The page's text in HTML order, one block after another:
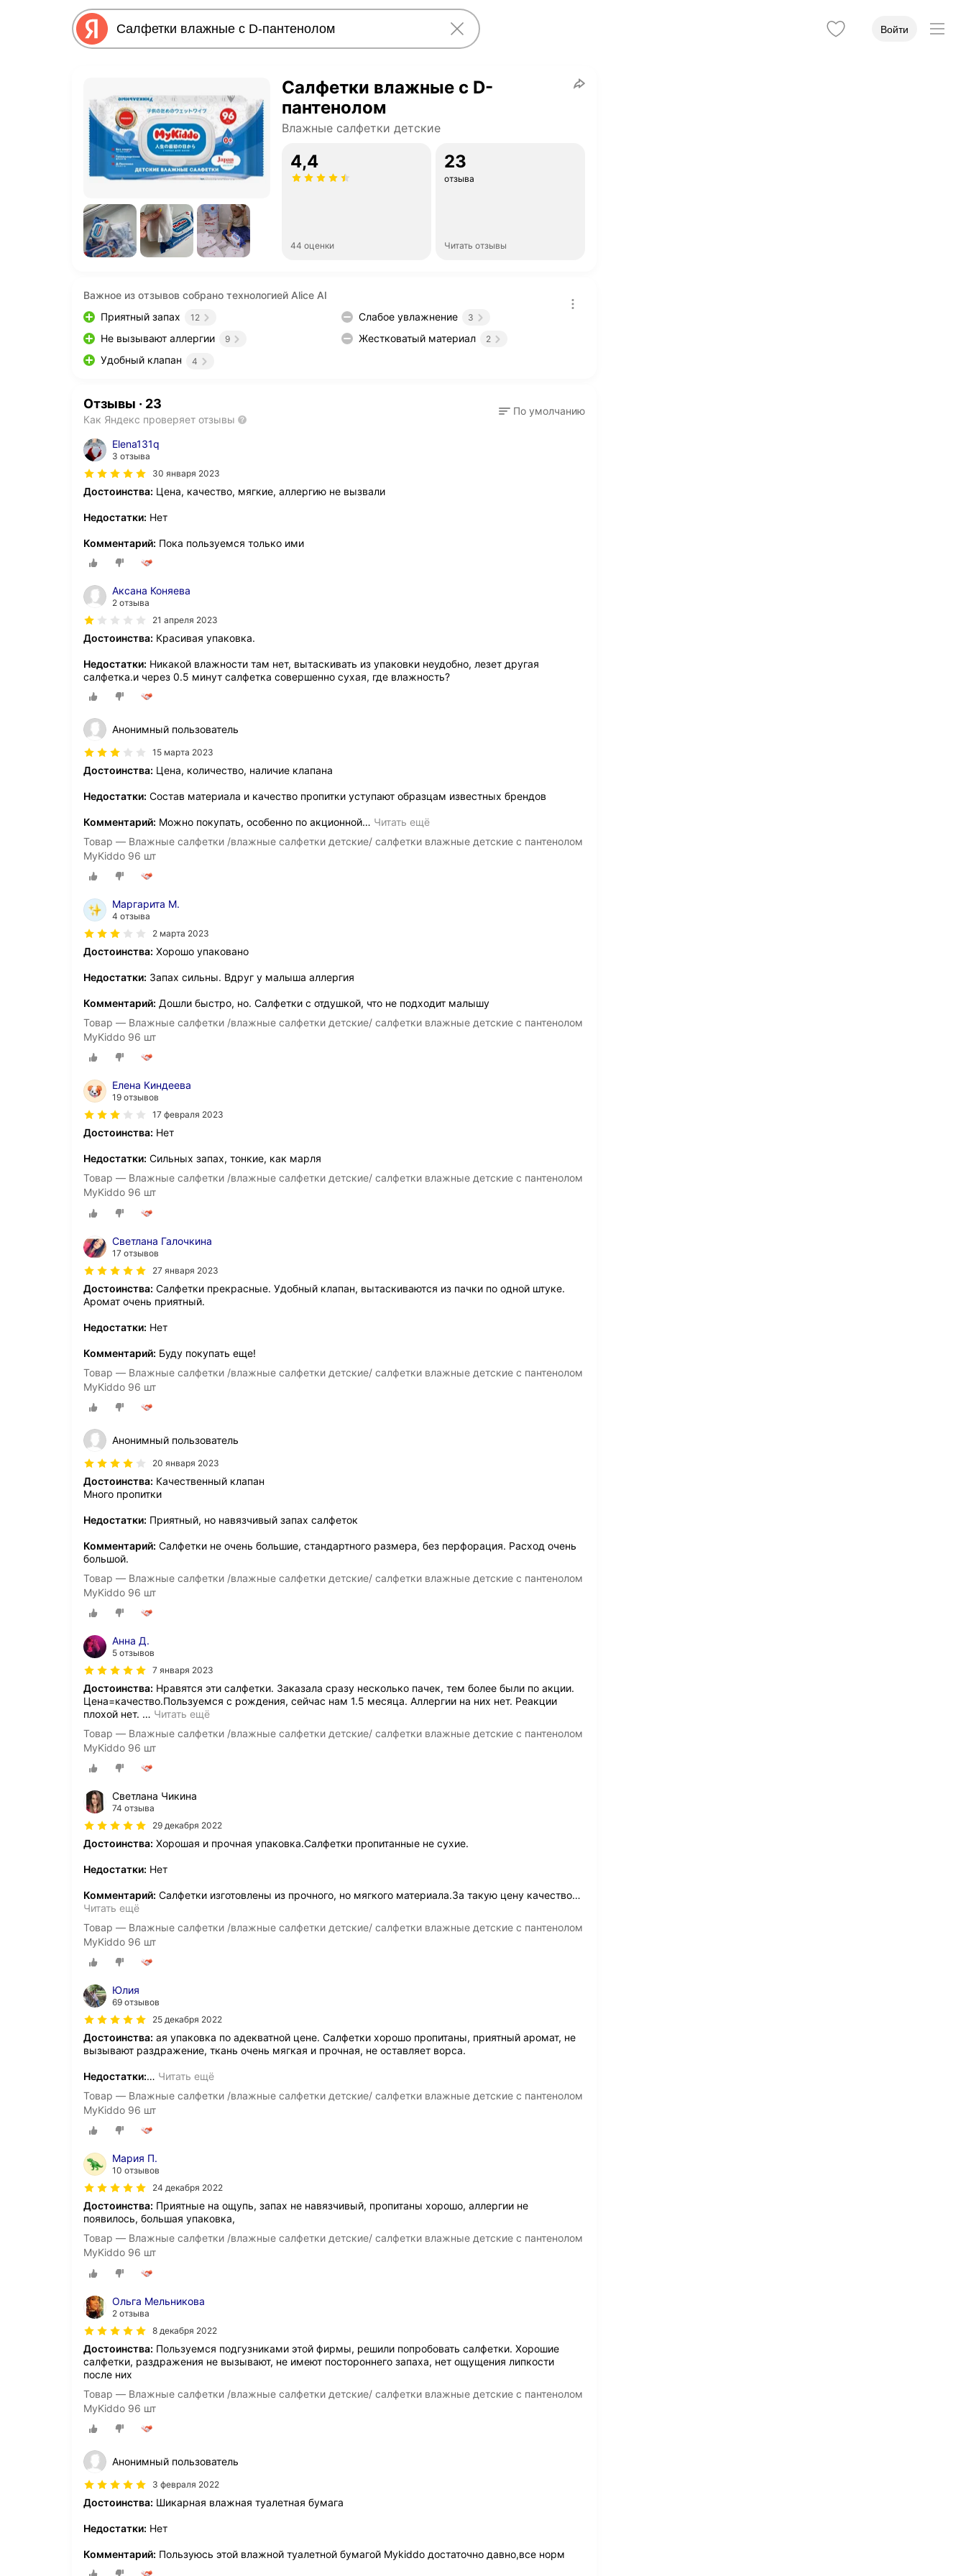
Войти
Салфетки влажные с D-
пантенолом
Влажные салфетки детские
4,4
44 оценки
23
отзыва
Читать отзывы
Важное из отзывов собрано технологией Alice AI
Приятный запах
12
Не вызывают аллергии 9
Удобный клапан 4
Слабое увлажнение 3
Жестковатый материал 2
Отзывы · 23
Как Яндекс проверяет отзывы
По умолчанию
Elena131q
3 отзыва
30 января 2023
Достоинства: Цена, качество, мягкие, аллергию не вызвали
Недостатки: Нет
Комментарий: Пока пользуемся только ими
Аксана Коняева
2 отзыва
21 апреля 2023
Достоинства: Красивая упаковка.
Недостатки: Никакой влажности там нет, вытаскивать из упаковки неудобно, лезет другая
салфетка.и через 0.5 минут салфетка совершенно сухая, где влажность?
Анонимный пользователь
15 марта 2023
Достоинства: Цена, количество, наличие клапана
Недостатки: Состав материала и качество пропитки уступают образцам известных брендов
Комментарий: Можно покупать, особенно по акционной… Читать ещё
Товар — Влажные салфетки /влажные салфетки детские/ салфетки влажные детские с пантенолом
MyKiddo 96 шт
Маргарита М.
4 отзыва
2 марта 2023
Достоинства: Хорошо упаковано
Недостатки: Запах сильны. Вдруг у малыша аллергия
Комментарий: Дошли быстро, но. Салфетки с отдушкой, что не подходит малышу
Товар — Влажные салфетки /влажные салфетки детские/ салфетки влажные детские с пантенолом
MyKiddo 96 шт
Елена Киндеева
19 отзывов
17 февраля 2023
Достоинства: Нет
Недостатки: Сильных запах, тонкие, как марля
Товар — Влажные салфетки /влажные салфетки детские/ салфетки влажные детские с пантенолом
MyKiddo 96 шт
Светлана Галочкина
17 отзывов
27 января 2023
Достоинства: Салфетки прекрасные. Удобный клапан, вытаскиваются из пачки по одной штуке.
Аромат очень приятный.
Недостатки: Нет
Комментарий: Буду покупать еще!
Товар — Влажные салфетки /влажные салфетки детские/ салфетки влажные детские с пантенолом
MyKiddo 96 шт
Анонимный пользователь
20 января 2023
Достоинства: Качественный клапан
Много пропитки
Недостатки: Приятный, но навязчивый запах салфеток
Комментарий: Салфетки не очень большие, стандартного размера, без перфорация. Расход очень
большой.
Товар — Влажные салфетки /влажные салфетки детские/ салфетки влажные детские с пантенолом
MyKiddo 96 шт
Анна Д.
5 отзывов
7 января 2023
Достоинства: Нравятся эти салфетки. Заказала сразу несколько пачек, тем более были по акции.
Цена=качество.Пользуемся с рождения, сейчас нам 1.5 месяца. Аллергии на них нет. Реакции
плохой нет. … Читать ещё
Товар — Влажные салфетки /влажные салфетки детские/ салфетки влажные детские с пантенолом
MyKiddo 96 шт
Светлана Чикина
74 отзыва
29 декабря 2022
Достоинства: Хорошая и прочная упаковка.Салфетки пропитанные не сухие.
Недостатки: Нет
Комментарий: Салфетки изготовлены из прочного, но мягкого материала.За такую цену качество…
Читать ещё
Товар — Влажные салфетки /влажные салфетки детские/ салфетки влажные детские с пантенолом
MyKiddo 96 шт
Юлия
69 отзывов
25 декабря 2022
Достоинства: ая упаковка по адекватной цене. Салфетки хорошо пропитаны, приятный аромат, не
вызывают раздражение, ткань очень мягкая и прочная, не оставляет ворса.
Недостатки:… Читать ещё
Товар — Влажные салфетки /влажные салфетки детские/ салфетки влажные детские с пантенолом
MyKiddo 96 шт
Мария П.
10 отзывов
24 декабря 2022
Достоинства: Приятные на ощупь, запах не навязчивый, пропитаны хорошо, аллергии не
появилось, большая упаковка,
Товар — Влажные салфетки /влажные салфетки детские/ салфетки влажные детские с пантенолом
MyKiddo 96 шт
Ольга Мельникова
2 отзыва
8 декабря 2022
Достоинства: Пользуемся подгузниками этой фирмы, решили попробовать салфетки. Хорошие
салфетки, раздражения не вызывают, не имеют постороннего запаха, нет ощущения липкости
после них
Товар — Влажные салфетки /влажные салфетки детские/ салфетки влажные детские с пантенолом
MyKiddo 96 шт
Анонимный пользователь
3 февраля 2022
Достоинства: Шикарная влажная туалетная бумага
Недостатки: Нет
Комментарий: Пользуюсь этой влажной туалетной бумагой Mykiddo достаточно давно,все норм